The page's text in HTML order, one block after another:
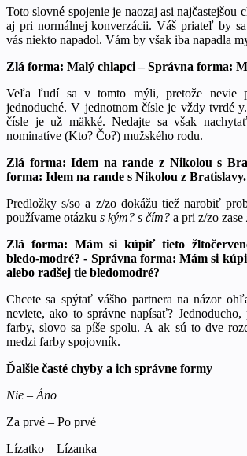
Toto slovné spojenie je naozaj asi najčastejšou
aj pri normálnej konverzácii. Váš priateľ by
vás niekto napadol. Vám by však iba napadla
Zlá forma: Malý chlapci – Správna forma:
Veľa ľudí sa v tomto mýli, pretože nevie
jednoduché. V jednotnom čísle je vždy tvrdé
čísle je už mäkké. Nedajte sa však
nominatíve (Kto? Čo?) mužského rodu.
Zlá forma: Idem na rande z Nikolou s
forma: Idem na rande s Nikolou z Bratislavy.
Predložky s/so a z/zo dokážu tiež narobiť
používame otázku s kým? s čím? a pri z/zo zase
Zlá forma: Mám si kúpiť tieto
bledo-modré? - Správna forma: Mám si
alebo radšej tie bledomodré?
Chcete sa spýtať vášho partnera na názor
neviete, ako to správne napísať?
farby, slovo sa píše spolu. A ak sú to dve
medzi farby spojovník.
Ďalšie časté chyby a ich správne formy
Nie – Áno
Za prvé – Po prvé
Lízatko – Lízanka